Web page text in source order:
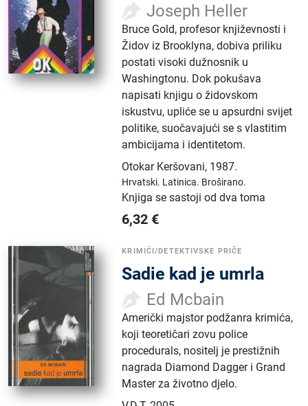
Joseph Heller
Bruce Gold, profesor književnosti i
Židov iz Brooklyna, dobiva priliku
postati visoki dužnosnik u
Washingtonu. Dok pokušava
napisati knjigu o židovskom
iskustvu, upliće se u apsurdni svijet
politike, suočavajući se s vlastitim
ambicijama i identitetom.
Otokar Keršovani, 1987.
Hrvatski. Latinica. Broširano.
Knjiga se sastoji od dva toma
6,32 €
KRIMIĆI/DETEKTIVSKE PRIČE
Sadie kad je umrla
Ed Mcbain
Američki majstor podžanra krimića,
koji teoretičari zovu police
procedurals, nositelj je prestižnih
nagrada Diamond Dagger i Grand
Master za životno djelo.